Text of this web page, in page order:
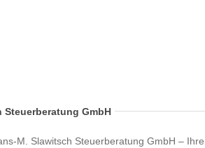
Steuerberatung GmbH
M. Slawitsch Steuerberatung GmbH –